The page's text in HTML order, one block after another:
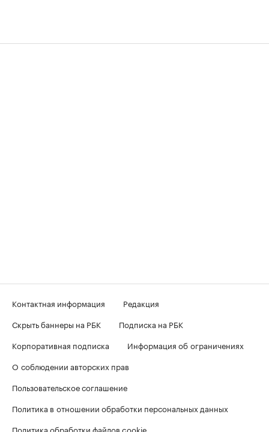
Контактная информация
Редакция
Скрыть баннеры на РБК
Подписка на РБК
Корпоративная подписка
Информация об ограничениях
О соблюдении авторских прав
Пользовательское соглашение
Политика в отношении обработки персональных данных
Политика обработки файлов cookie